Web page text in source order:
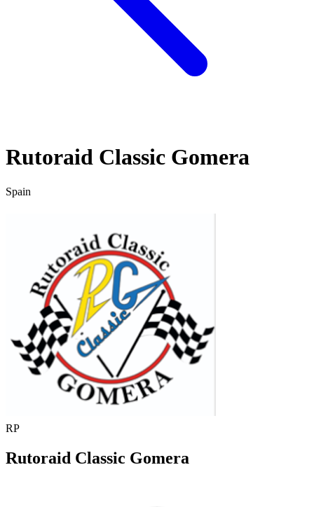
Rutoraid Classic Gomera
Spain
RP
Rutoraid Classic Gomera